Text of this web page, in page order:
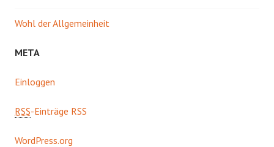
Wohl der Allgemeinheit
META
Einloggen
RSS-Einträge RSS
WordPress.org